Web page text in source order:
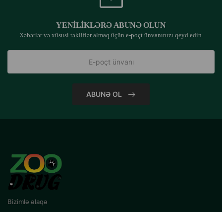
YENILIKLƏRƏ ABUNƏ OLUN
Xəbərlər və xüsusi təkliflər almaq üçün e-poçt ünvanınızı qeyd edin.
ABUNƏ OL
Bizimlə əlaqə